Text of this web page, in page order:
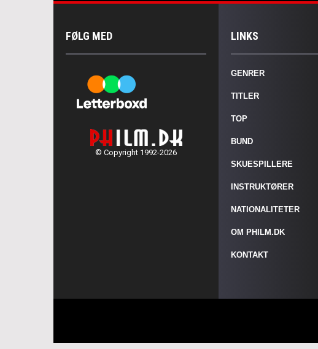
FØLG MED
© Copyright 1992-2026
LINKS
GENRER
TITLER
TOP
BUND
SKUESPILLERE
INSTRUKTØRER
NATIONALITETER
OM PHILM.DK
KONTAKT